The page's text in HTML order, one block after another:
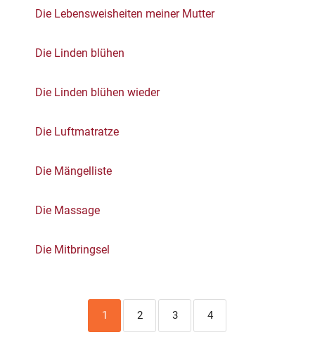
Die Lebensweisheiten meiner Mutter
Die Linden blühen
Die Linden blühen wieder
Die Luftmatratze
Die Mängelliste
Die Massage
Die Mitbringsel
1 2 3 4